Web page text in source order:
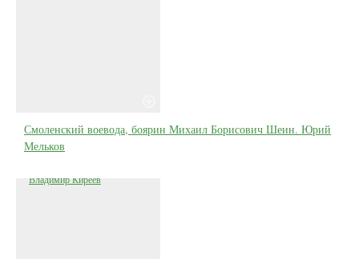
Смоленский воевода, боярин Михаил Борисович Шеин. Юрий
Мельков